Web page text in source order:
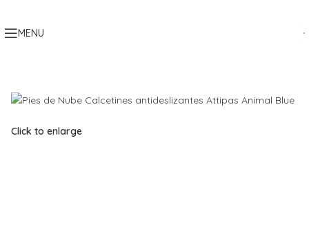
MENU
Click to enlarge